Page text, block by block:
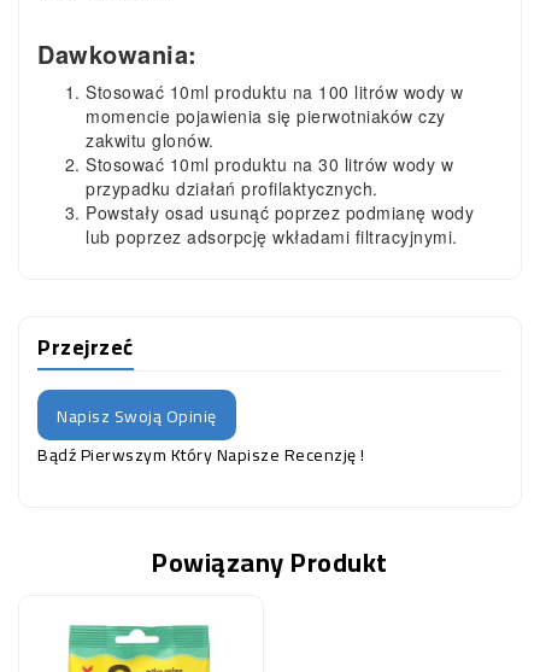
Dawkowania:
Stosować 10ml produktu na 100 litrów wody w
momencie pojawienia się pierwotniaków czy
zakwitu glonów.
Stosować 10ml produktu na 30 litrów wody w
przypadku działań profilaktycznych.
Powstały osad usunąć poprzez podmianę wody
lub poprzez adsorpcję wkładami filtracyjnymi.
Przejrzeć
Napisz Swoją Opinię
Bądź Pierwszym Który Napisze Recenzję !
Powiązany Produkt